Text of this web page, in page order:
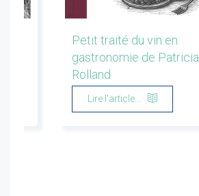
Petit traité du vin en
gastronomie de Patricia
Rolland
Lire l'article...